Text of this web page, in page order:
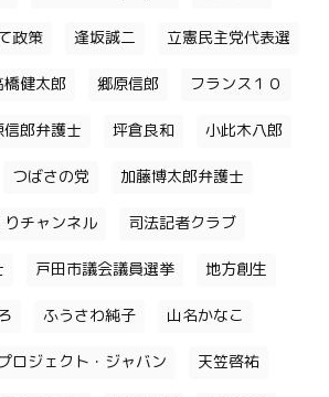
政策 逢坂誠二 立憲民主党代表選
橋健太郎 郷原信郎 フランス１０
信郎弁護士 坪倉良和 小此木八郎
つばさの党 加藤博太郎弁護士
チャンネル 司法記者クラブ
戸田市議会議員選挙 地方創生
ふうさわ純子 山名かなこ
ロジェクト・ジャバン 天笠啓祐